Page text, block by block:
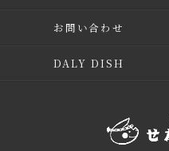
お問い合わせ
DALY DISH